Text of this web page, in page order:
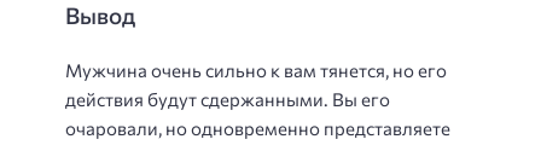
Вывод
Мужчина очень сильно к вам тянется, но его
действия будут сдержанными. Вы его
очаровали, но одновременно представляете